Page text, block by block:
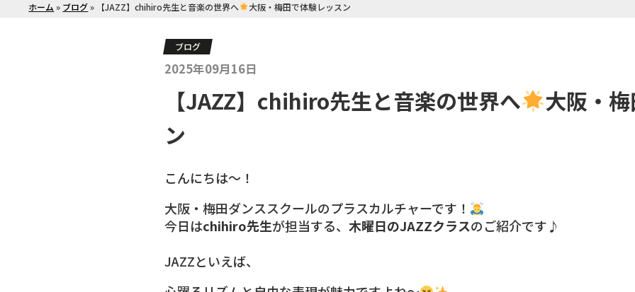
ホーム » ブログ» 【JAZZ】chihiro先生と音楽の世界へ 大阪・梅田で体験レッスン
ブログ
2025年09月16日
【JAZZ】chihiro先生と音楽の世界へ
大阪・
ン
こんにちは〜！
大阪・梅田ダンススクールのプラスカルチャーです！
今日はchihiro先生が担当する、 木曜日のJAZZクラスのご紹介です♪
JAZZといえば、